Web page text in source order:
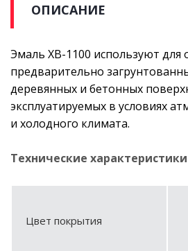
ОПИСАНИЕ
Эмаль ХВ-1100 используют для
предварительно
деревянных и бетонных
эксплуатируемых в условиях
и холодного климата.
Технические характеристики
Цвет покрытия